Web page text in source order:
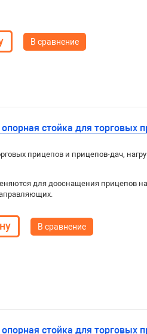
В сравнение
стойка для торговых
прицепов и прицепов-дач,
для дооснащения прицепов
В сравнение
стойка для торговых